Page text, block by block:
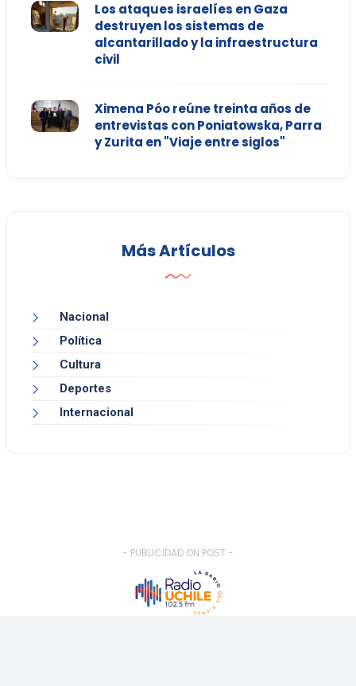
Los ataques israelíes en Gaza
destruyen los sistemas de
alcantarillado y la infraestructura
civil
Ximena Póo reúne treinta años de
entrevistas con Poniatowska, Parra
y Zurita en "Viaje entre siglos"
Más Artículos
Nacional
Política
Cultura
Deportes
Internacional
- PUBLICIDAD ON POST -